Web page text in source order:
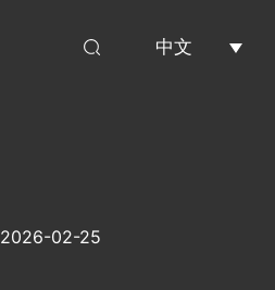
中文
2026-02-25